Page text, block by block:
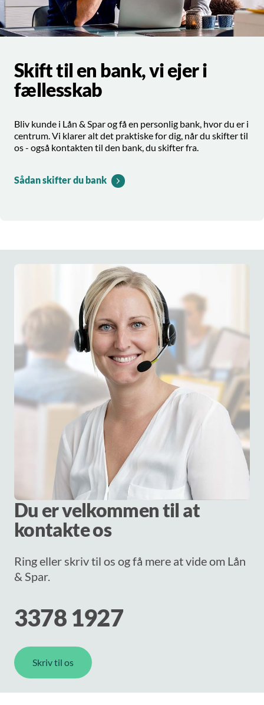
Skift til en bank, vi ejer i
fællesskab
Bliv kunde i Lån & Spar og få en personlig bank, hvor du er i
centrum. Vi klarer alt det praktiske for dig, når du skifter til
os - også kontakten til den bank, du skifter fra.
Sådan skifter du bank
Du er velkommen til at
kontakte os
Ring eller skriv til os og få mere at vide om Lån
& Spar.
3378 1927
Skriv til os